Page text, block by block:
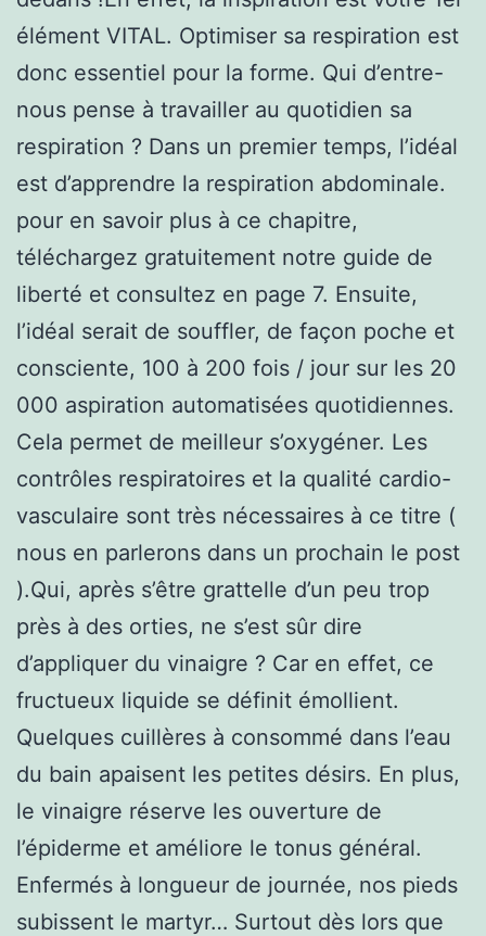
élément VITAL. Optimiser sa respiration est
donc essentiel pour la forme. Qui d’entre-
nous pense à travailler au quotidien sa
respiration ? Dans un premier temps, l’idéal
est d’apprendre la respiration abdominale.
pour en savoir plus à ce chapitre,
téléchargez gratuitement notre guide de
liberté et consultez en page 7. Ensuite,
l’idéal serait de souffler, de façon poche et
consciente, 100 à 200 fois / jour sur les 20
000 aspiration automatisées quotidiennes.
Cela permet de meilleur s’oxygéner. Les
contrôles respiratoires et la qualité cardio-
vasculaire sont très nécessaires à ce titre (
nous en parlerons dans un prochain le post
).Qui, après s’être grattelle d’un peu trop
près à des orties, ne s’est sûr dire
d’appliquer du vinaigre ? Car en effet, ce
fructueux liquide se définit émollient.
Quelques cuillères à consommé dans l’eau
du bain apaisent les petites désirs. En plus,
le vinaigre réserve les ouverture de
l’épiderme et améliore le tonus général.
Enfermés à longueur de journée, nos pieds
subissent le martyr… Surtout dès lors que